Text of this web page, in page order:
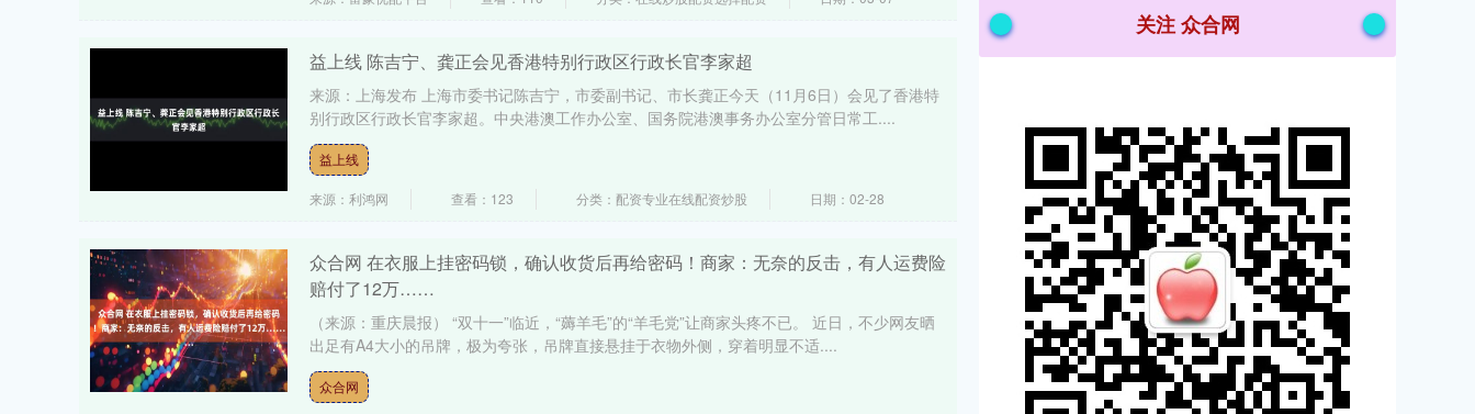
益上线 陈吉宁、龚正会见香港特别行政区行政长官李家超
来源：上海发布 上海市委书记陈吉宁，市委副书记、市长龚正今天（11月6日）会见了香港特
别行政区行政长官李家超。中央港澳工作办公室、国务院港澳事务办公室分管日常工....
益上线
来源：利鸿网 查看：123 分类：配资专业在线配资炒股 日期：02-28
众合网 在衣服上挂密码锁，确认收货后再给密码！商家：无奈的反击，有人运费险
赔付了12万……
（来源：重庆晨报） “双十一”临近，“薅羊毛”的“羊毛党”让商家头疼不已。 近日，不少网友晒
出足有A4大小的吊牌，极为夸张，吊牌直接悬挂于衣物外侧，穿着明显不适....
众合网
关注 众合网